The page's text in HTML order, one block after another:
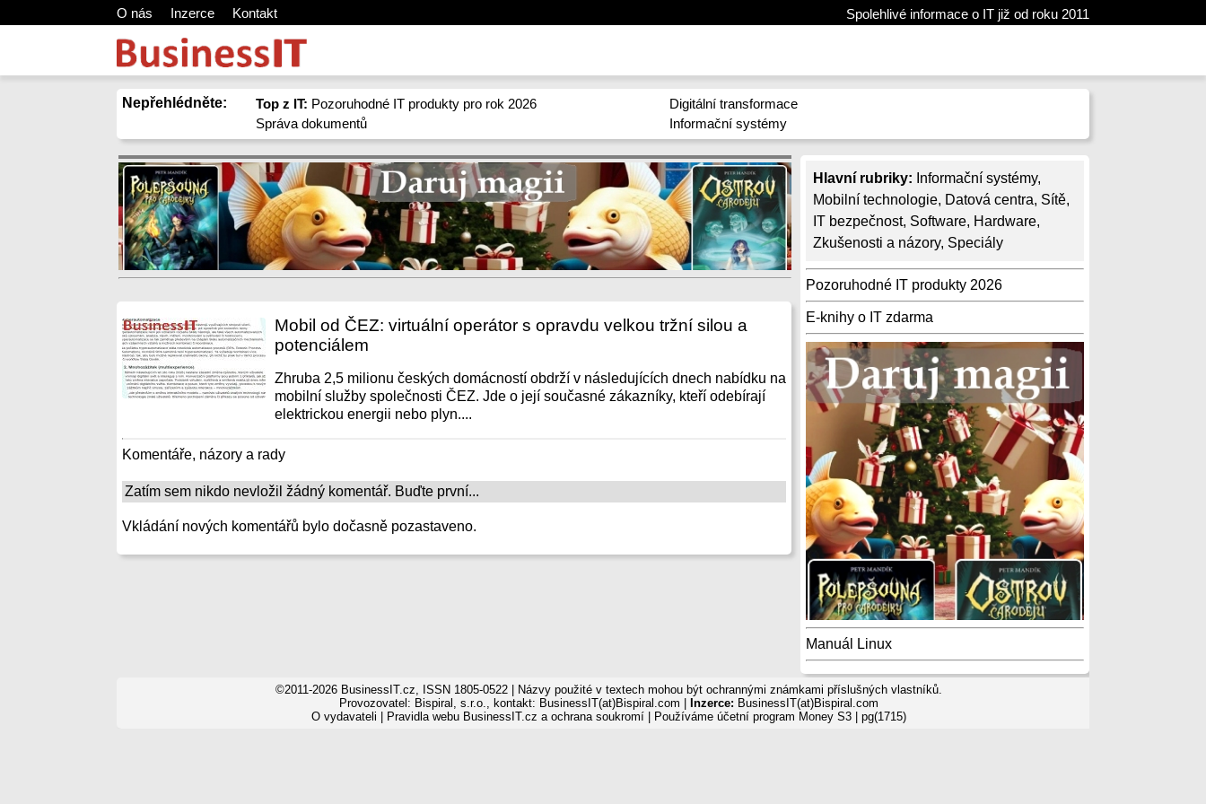
O nás Inzerce Kontakt Spolehlivé informace o IT již od roku 2011
Nepřehlédněte: Top z IT: Pozoruhodné IT produkty pro rok 2026
Správa dokumentů
Digitální transformace
Informační systémy
Hlavní rubriky: Informační systémy,
Mobilní technologie, Datová centra, Sítě,
IT bezpečnost, Software, Hardware,
Zkušenosti a názory, Speciály
Pozoruhodné IT produkty 2026
E-knihy o IT zdarma
Manuál Linux
Mobil od ČEZ: virtuální operátor s opravdu velkou tržní silou a
potenciálem
Zhruba 2,5 milionu českých domácností obdrží v následujících dnech nabídku na
mobilní služby společnosti ČEZ. Jde o její současné zákazníky, kteří odebírají
elektrickou energii nebo plyn....
Komentáře, názory a rady
Zatím sem nikdo nevložil žádný komentář. Buďte první...
Vkládání nových komentářů bylo dočasně pozastaveno.
©2011-2026 BusinessIT.cz, ISSN 1805-0522 | Názvy použité v textech mohou být ochrannými známkami příslušných vlastníků.
Provozovatel: Bispiral, s.r.o., kontakt: BusinessIT(at)Bispiral.com |
Inzerce: BusinessIT(at)Bispiral.com
O vydavateli
Pravidla webu BusinessIT.cz a ochrana soukromí| Používáme účetní program Money S3| pg(1715)